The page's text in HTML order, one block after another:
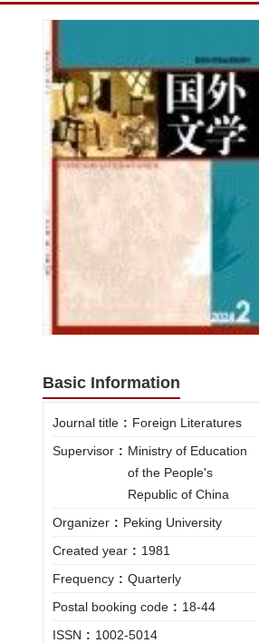
Basic Information
Journal title : Foreign Literatures
Supervisor : Ministry of Education
of the People's
Republic of China
Organizer : Peking University
Created year : 1981
Frequency : Quarterly
Postal booking code : 18-44
ISSN : 1002-5014